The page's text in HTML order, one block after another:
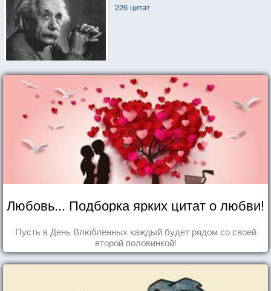
226 цитат
Любовь... Подборка ярких цитат о любви!
Пусть в День Влюбленных каждый будет рядом со своей
второй половинкой!